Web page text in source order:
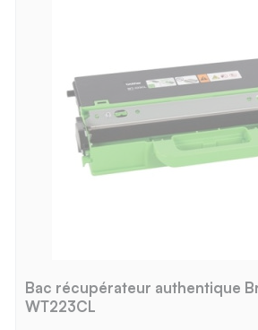
Bac récupérateur authentique
WT223CL